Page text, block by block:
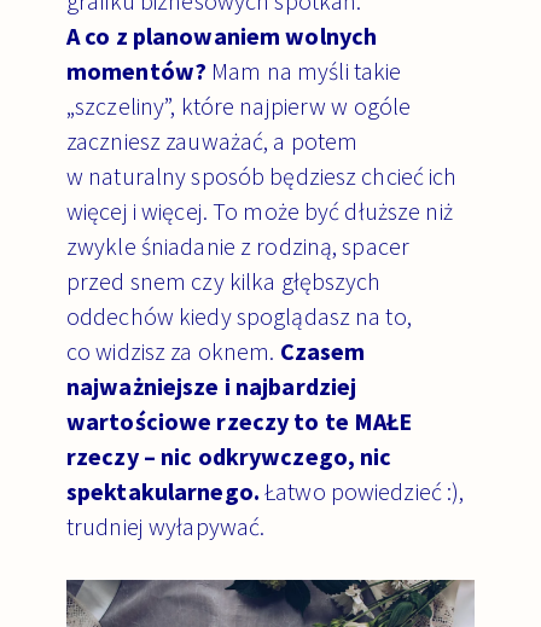
A co z planowaniem wolnych
momentów? Mam na myśli takie
„szczeliny”, które najpierw w ogóle
zaczniesz zauważać, a potem
w naturalny sposób będziesz chcieć ich
więcej i więcej. To może być dłuższe niż
zwykle śniadanie z rodziną, spacer
przed snem czy kilka głębszych
oddechów kiedy spoglądasz na to,
co widzisz za oknem. Czasem
najważniejsze i najbardziej
wartościowe rzeczy to te MAŁE
rzeczy – nic odkrywczego, nic
spektakularnego. Łatwo powiedzieć :),
trudniej wyłapywać.